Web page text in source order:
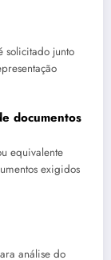
solicitado junto
documentos
equivalente
exigidos
análise do